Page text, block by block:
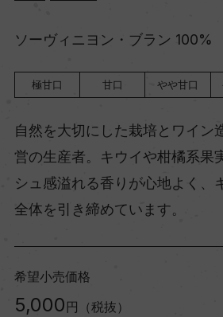
ソーヴィニヨン・ブラン 100%
極甘口 甘口 やや甘口
自然を大切にした栽培とワイン
営の生産者。キウイや柑橘系果
シュ感溢れる香りが心地よく、
全体を引き締めています。
希望小売価格
5,000 円（税抜）